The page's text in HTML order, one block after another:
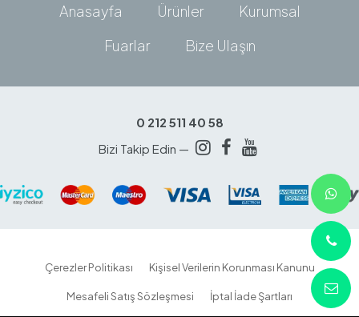
Anasayfa Ürünler
Kurumsal
Fuarlar
Bize Ulaşın
0 212 511 40 58
Bizi Takip Edin —
Çerezler Politikası Kişisel Verilerin Korunması Kanunu
Mesafeli Satış Sözleşmesi İptal İade Şartları